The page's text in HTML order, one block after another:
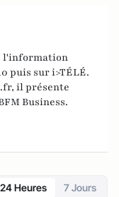
l'information
puis sur i>TÉLÉ.
il présente
Business.
24 Heures 7 Jours